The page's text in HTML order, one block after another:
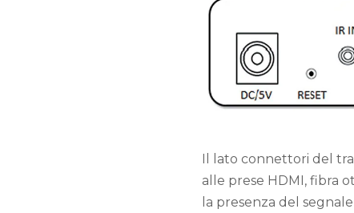
Il lato connettori del
alle prese HDMI, fibra
la presenza del